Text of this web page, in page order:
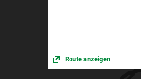
Route anzeigen